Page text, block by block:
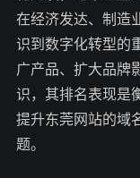
在经济发达、制造
识到数字化转型的
广产品、扩大品牌
识，其排名表现是
提升东莞网站的域
题。